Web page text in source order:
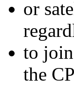
or
to
the